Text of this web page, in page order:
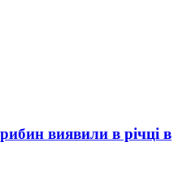
виявили в річці в